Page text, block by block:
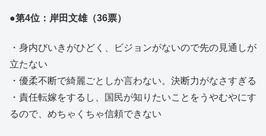
●第4位：岸田文雄（36票）
・身内びいきがひどく、ビジョンがないので先の見通しが
立たない
・優柔不断で綺麗ごとしか言わない。決断力がなさすぎる
・責任転嫁をするし、国民が知りたいことをうやむやにす
るので、めちゃくちゃ信頼できない